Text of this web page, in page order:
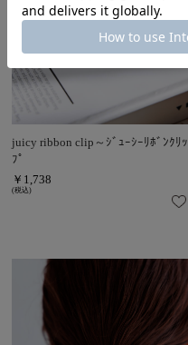
juicy ribbon clip～ｼﾞｭｰｼｰﾘﾎﾞﾝｸﾘｯ
ﾌﾟ
￥1,738
(税込)